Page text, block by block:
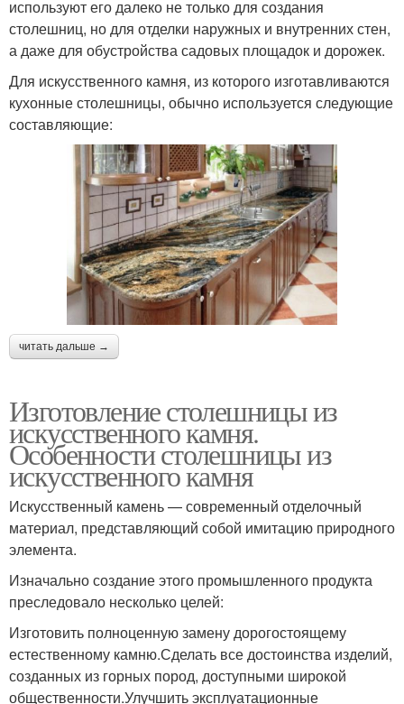
используют его далеко не только для создания
столешниц, но для отделки наружных и внутренних стен,
а даже для обустройства садовых площадок и дорожек.
Для искусственного камня, из которого изготавливаются
кухонные столешницы, обычно используется следующие
составляющие:
читать дальше →
Изготовление столешницы из
искусственного камня.
Особенности столешницы из
искусственного камня
Искусственный камень — современный отделочный
материал, представляющий собой имитацию природного
элемента.
Изначально создание этого промышленного продукта
преследовало несколько целей:
Изготовить полноценную замену дорогостоящему
естественному камню.Сделать все достоинства изделий,
созданных из горных пород, доступными широкой
общественности.Улучшить эксплуатационные